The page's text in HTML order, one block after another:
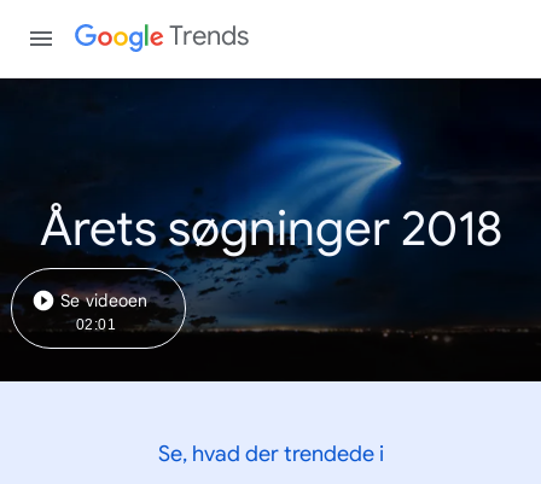
Trends
Årets søgninger 2018
Se videoen
02:01
Se, hvad der trendede i